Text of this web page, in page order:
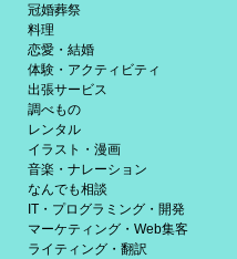
冠婚葬祭
料理
恋愛・結婚
体験・アクティビティ
出張サービス
調べもの
レンタル
イラスト・漫画
音楽・ナレーション
なんでも相談
IT・プログラミング・開発
マーケティング・Web集客
ライティング・翻訳